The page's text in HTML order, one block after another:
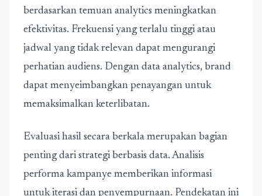
berdasarkan temuan analytics meningkatkan
efektivitas. Frekuensi yang terlalu tinggi atau
jadwal yang tidak relevan dapat mengurangi
perhatian audiens. Dengan data analytics, brand
dapat menyeimbangkan penayangan untuk
memaksimalkan keterlibatan.
Evaluasi hasil secara berkala merupakan bagian
penting dari strategi berbasis data. Analisis
performa kampanye memberikan informasi
untuk iterasi dan penyempurnaan. Pendekatan ini